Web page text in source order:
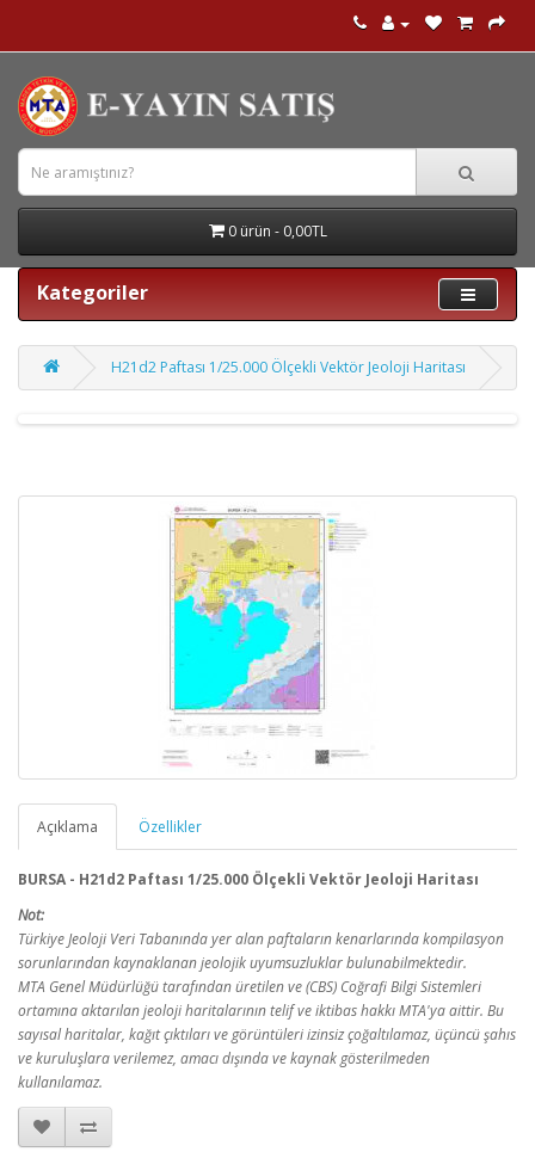
0 ürün - 0,00TL
Kategoriler
H21d2 Paftası 1/25.000 Ölçekli Vektör Jeoloji Haritası
Açıklama Özellikler
BURSA - H21d2 Paftası 1/25.000 Ölçekli Vektör Jeoloji Haritası
Not:
Türkiye Jeoloji Veri Tabanında yer alan paftaların kenarlarında kompilasyon
sorunlarından kaynaklanan jeolojik uyumsuzluklar bulunabilmektedir.
MTA Genel Müdürlüğü tarafından üretilen ve (CBS) Coğrafi Bilgi Sistemleri
ortamına aktarılan jeoloji haritalarının telif ve iktibas hakkı MTA'ya aittir. Bu
sayısal haritalar, kağıt çıktıları ve görüntüleri izinsiz çoğaltılamaz, üçüncü şahıs
ve kuruluşlara verilemez, amacı dışında ve kaynak gösterilmeden
kullanılamaz.